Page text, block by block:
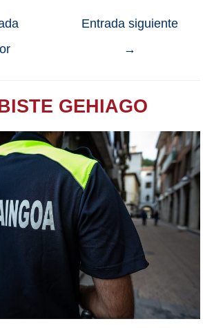
Entrada siguiente
→
GEHIAGO